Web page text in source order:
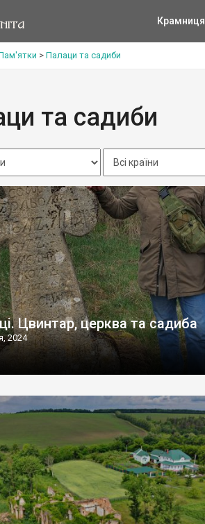
Крамниця
> Палаци та садиби
та садиби
Цвинтар, церква та садиба
2024